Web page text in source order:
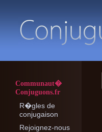
Communaut�
Conjuguons.fr
R�gles de
conjugaison
Rejoignez-nous